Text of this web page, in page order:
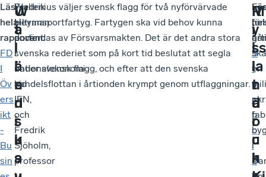
Läs
hela
rapporten:
FD
I
Öv
ers
ikt
-
Bu
sin
U
t
l
ä
n
d
s
k
a
Fredrik
Heyman
docent
i
nationalekonomi
vid
IFN,
och
Fredrik
Sjöholm,
professor
W
a
l
l
e
n
i
u
s
Wallenius väljer svensk flagg för två nyförvärvade
biltransportfartyg. Fartygen ska vid behov kunna
användas av Försvarsmakten. Det är det andra stora
svenska rederiet som på kort tid beslutat att segla
under svensk flagg, och efter att den svenska
handelsflottan i årtionden krympt genom utflaggningar.
S
t
o
r
b
o
l
a
M
i
l
i
t
ä
r
u
k
För
ska
en
i
R
y
ss
la
n
d
o
c
h